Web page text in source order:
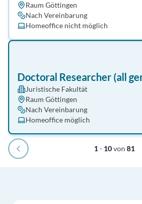
Raum Göttingen
Nach Vereinbarung
Homeoffice nicht möglich
Doctoral Researcher (all
Juristische Fakultät
Raum Göttingen
Nach Vereinbarung
Homeoffice möglich
1- 10von 81